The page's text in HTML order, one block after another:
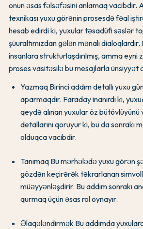
onun əsas fəlsəfəsini anlamaq vacibdir.
texnikası yuxu görənin prosesdə fəal
hesab edirdi ki, yuxular təsadüfi səslər
şüuraltımızdan gələn mənalı
insanlara strukturlaşdırılmış, amma eyni
proses vasitəsilə bu mesajlarla ünsiyyət
Yazmaq Birinci addım detallı yuxu
aparmaqdır. Faraday inanırdı ki,
qeydə alınan yuxular öz bütövlüyünü
detallarını qoruyur ki, bu da sonrakı
olduqca vacibdir.
Tanımaq Bu mərhələdə yuxu görən
gözdən keçirərək təkrarlanan
müəyyənləşdirir. Bu addım sonrakı
qurmaq üçün əsas rol oynayır.
Əlaqələndirmək Bu addımda